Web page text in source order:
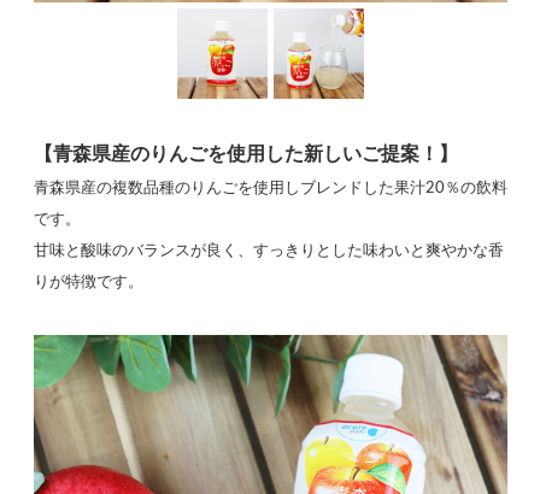
【青森県産のりんごを使用した新しいご提案！】
青森県産の複数品種のりんごを使用しブレンドした果汁20％の飲料
です。
甘味と酸味のバランスが良く、すっきりとした味わいと爽やかな香
りが特徴です。